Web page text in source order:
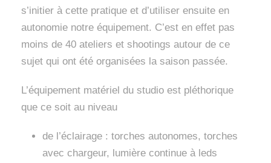
s’initier à cette pratique et d’utiliser ensuite en
autonomie notre équipement. C’est en effet pas
moins de 40 ateliers et shootings autour de ce
sujet qui ont été organisées la saison passée.
L’équipement matériel du studio est pléthorique
que ce soit au niveau
de l’éclairage : torches autonomes, torches
avec chargeur, lumière continue à leds